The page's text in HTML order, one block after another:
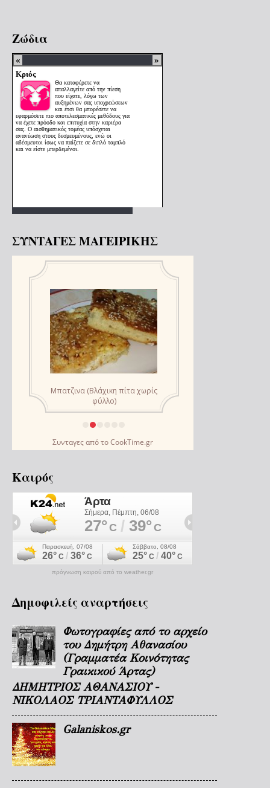
Ζώδια
ΣΥΝΤΑΓΕΣ ΜΑΓΕΙΡΙΚΗΣ
Συνταγεςαπό τοCookTime.gr
Καιρός
πρόγνωση καιρού από το weather.gr
Δημοφιλείς αναρτήσεις
Φωτογραφίες από το αρχείο
του Δημήτρη Αθανασίου
(Γραμματέα Κοινότητας
Γραικικού Άρτας)
ΔΗΜΗΤΡΙΟΣ ΑΘΑΝΑΣΙΟΥ -
ΝΙΚΟΛΑΟΣ ΤΡΙΑΝΤΑΦΥΛΛΟΣ
Galaniskos.gr